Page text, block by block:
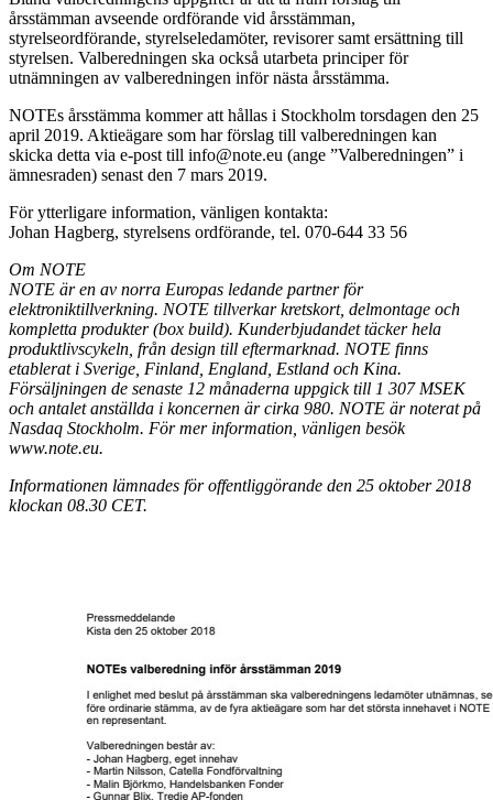
årsstämman avseende ordförande vid årsstämman,
styrelseordförande, styrelseledamöter, revisorer samt ersättning till
styrelsen. Valberedningen ska också utarbeta principer för
utnämningen av valberedningen inför nästa årsstämma.
NOTEs årsstämma kommer att hållas i Stockholm torsdagen den 25
april 2019. Aktieägare som har förslag till valberedningen kan
skicka detta via e-post till info@note.eu (ange ”Valberedningen” i
ämnesraden) senast den 7 mars 2019.
För ytterligare information, vänligen kontakta:
Johan Hagberg, styrelsens ordförande, tel. 070-644 33 56
Om NOTE
NOTE är en av norra Europas ledande partner för
elektroniktillverkning. NOTE tillverkar kretskort, delmontage och
kompletta produkter (box build). Kunderbjudandet täcker hela
produktlivscykeln, från design till eftermarknad. NOTE finns
etablerat i Sverige, Finland, England, Estland och Kina.
Försäljningen de senaste 12 månaderna uppgick till 1 307 MSEK
och antalet anställda i koncernen är cirka 980. NOTE är noterat på
Nasdaq Stockholm. För mer information, vänligen besök
www.note.eu.
Informationen lämnades för offentliggörande den 25 oktober 2018
klockan 08.30 CET.